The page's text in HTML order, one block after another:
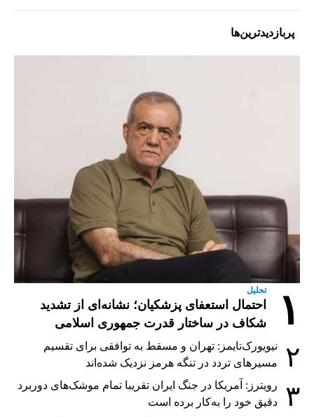
پربازدیدترین‌ها
۱ تحلیل
احتمال استعفای پزشکیان؛ نشانه‌ای از تشدید
شکاف در ساختار قدرت جمهوری اسلامی
۲
نیویورک‌تایمز: تهران و مسقط به توافقی برای تقسیم
مسیرهای تردد در تنگه هرمز نزدیک شده‌اند
۳
رویترز: آمریکا در جنگ ایران تقریبا تمام موشک‌های دوربرد
دقیق خود را به‌کار برده است